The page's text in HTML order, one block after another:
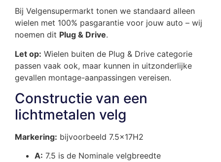
Bij Velgensupermarkt tonen we standaard alleen
wielen met 100% pasgarantie voor jouw auto – wij
noemen dit Plug & Drive.
Let op: Wielen buiten de Plug & Drive categorie
passen vaak ook, maar kunnen in uitzonderlijke
gevallen montage-aanpassingen vereisen.
Constructie van een
lichtmetalen velg
Markering: bijvoorbeeld 7.5x17H2
A: 7.5 is de Nominale velgbreedte